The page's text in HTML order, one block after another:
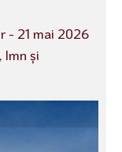
- 21 mai 2026
Imn și